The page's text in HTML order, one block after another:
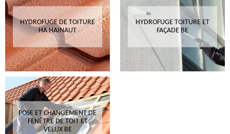
HYDROFUGE DE TOITURE
HA HAINAUT
HYDROFUGE TOITURE ET
FAÇADE BE
POSE ET CHANGEMENT DE
FENÊTRE DE TOIT ET
VELUX BE